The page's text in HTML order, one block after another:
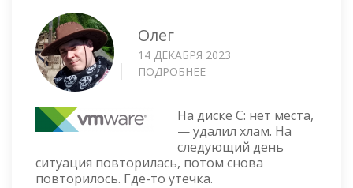
Олег
14 ДЕКАБРЯ 2023
ПОДРОБНЕЕ
CONVERTER
STANDALONE
ЗАБИЛ
ДИСК
На диске C: нет места,
— удалил хлам. На
следующий день
ситуация повторилась, потом снова
повторилось. Где-то утечка.